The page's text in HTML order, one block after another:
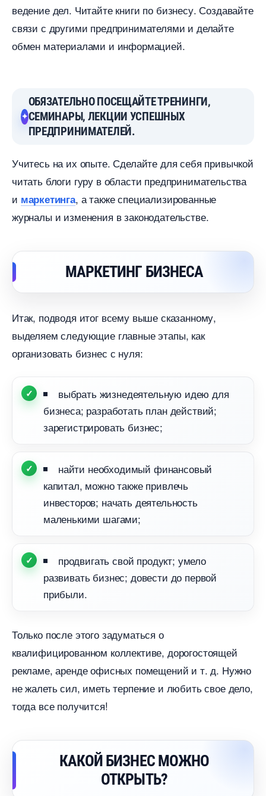
едение дел. Читайте книги по бизнесу. Создавайте
связи с другими предпринимателями и делайте
обмен материалами и информацией.
ОБЯЗАТЕЛЬНО ПОСЕЩАЙТЕ ТРЕНИНГИ,
СЕМИНАРЫ, ЛЕКЦИИ УСПЕШНЫХ
ПРЕДПРИНИМАТЕЛЕЙ.
Учитесь на их опыте. Сделайте для себя привычкой
читать блоги гуру в области предпринимательства
и маркетинга, а также специализированные
журналы и изменения в законодательстве.
МАРКЕТИНГ БИЗНЕСА
Итак, подводя итог всему выше сказанному,
ыделяем следующие главные этапы, как
организовать бизнес с нуля:
ыбрать жизнедеятельную идею для
изнеса; разработать план действий;
зарегистрировать бизнес;
найти необходимый финансовый
капитал, можно также привлечь
инвесторов; начать деятельность
маленькими шагами;
продвигать свой продукт; умело
развивать бизнес; довести до первой
прибыли.
Только после этого задуматься о
квалифицированном коллективе, дорогостоящей
рекламе, аренде офисных помещений и т. д. Нужно
не жалеть сил, иметь терпение и любить свое дело,
тогда все получится!
КАКОЙ БИЗНЕС МОЖНО
ОТКРЫТЬ?